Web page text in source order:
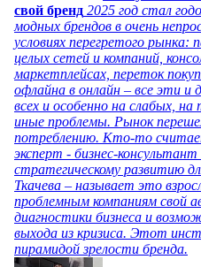
свой бренд 2025 год стал
модных брендов в очень
условиях перегретого
целых сетей и компаний,
маркетплейсах, переток
офлайна в онлайн – все эти и
всех и особенно на слабых,
иные проблемы. Рынок
потреблению. Кто-то
эксперт - бизнес-
стратегическому развитию
Ткачева – называет это
проблемным компаниям свой
диагностики бизнеса и
выхода из кризиса. Этот
пирамидой зрелости бренда.